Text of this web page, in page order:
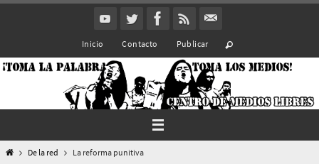
Inicio Contacto Publicar
InicioDe la red La reforma punitiva